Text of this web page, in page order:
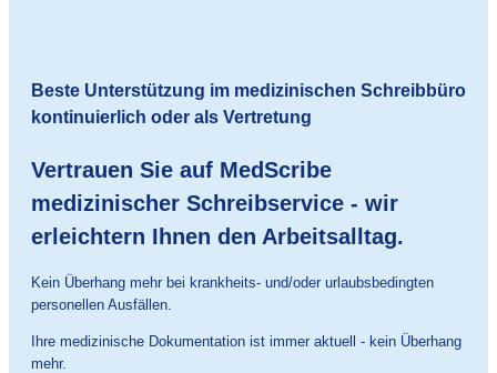
Beste Unterstützung im medizinischen Schreibbüro
kontinuierlich oder als Vertretung
Vertrauen Sie auf MedScribe
medizinischer Schreibservice - wir
erleichtern Ihnen den Arbeitsalltag.
Kein Überhang mehr bei krankheits- und/oder urlaubsbedingten
personellen Ausfällen.
Ihre medizinische Dokumentation ist immer aktuell - kein Überhang
mehr.